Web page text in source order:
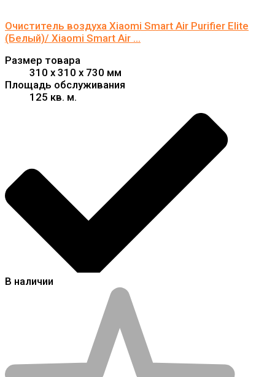
Очиститель воздуха Xiaomi Smart Air Purifier Elite
(Белый)/ Xiaomi Smart Air ...
Размер товара
310 x 310 x 730 мм
Площадь обслуживания
125 кв. м.
В наличии